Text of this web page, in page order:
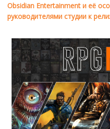
Obsidian Entertainment и её
руководителями студии к